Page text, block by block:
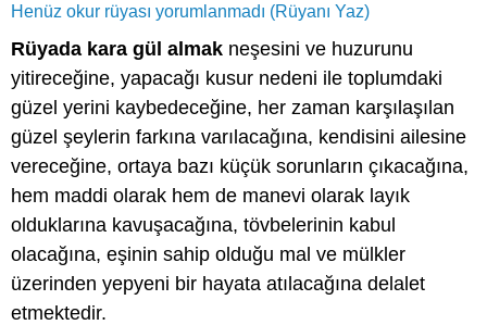
Henüz okur rüyası yorumlanmadı (Rüyanı Yaz)
Rüyada kara gül almak neşesini ve huzurunu
yitireceğine, yapacağı kusur nedeni ile toplumdaki
güzel yerini kaybedeceğine, her zaman karşılaşılan
güzel şeylerin farkına varılacağına, kendisini ailesine
vereceğine, ortaya bazı küçük sorunların çıkacağına,
hem maddi olarak hem de manevi olarak layık
olduklarına kavuşacağına, tövbelerinin kabul
olacağına, eşinin sahip olduğu mal ve mülkler
üzerinden yepyeni bir hayata atılacağına delalet
etmektedir.